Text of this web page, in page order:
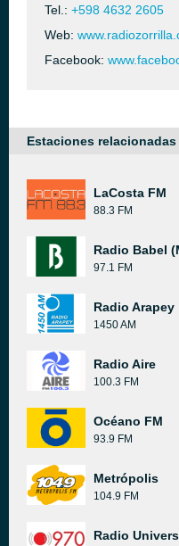
Tel.: +598 4632 2605
Web:
Facebook:
Estaciones relacionadas
LaCosta FM
88.3 FM
Radio Babel
97.1 FM
Radio Arapey
1450 AM
Radio Aire
100.3 FM
Océano FM
93.9 FM
Metrópolis
104.9 FM
Radio